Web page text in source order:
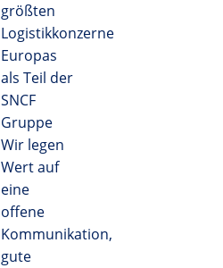
größten
Logistikkonzerne
Europas
als Teil der
SNCF
Gruppe
Wir legen
Wert auf
eine
offene
Kommunikation,
gute